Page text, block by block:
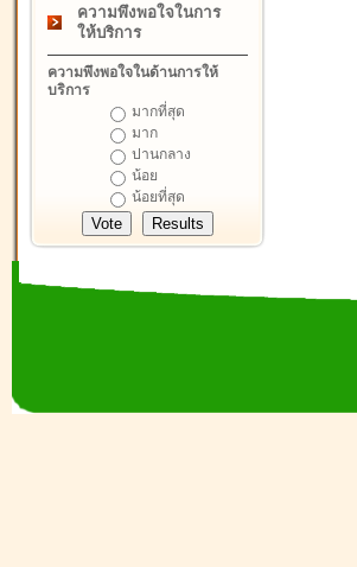
ความพึงพอใจในการ
ให้บริการ
ความพึงพอใจในด้านการให้
บริการ
มากที่สุด
มาก
ปานกลาง
น้อย
น้อยที่สุด